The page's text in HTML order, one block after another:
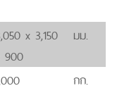
x 3,150
900
มม.
กก.